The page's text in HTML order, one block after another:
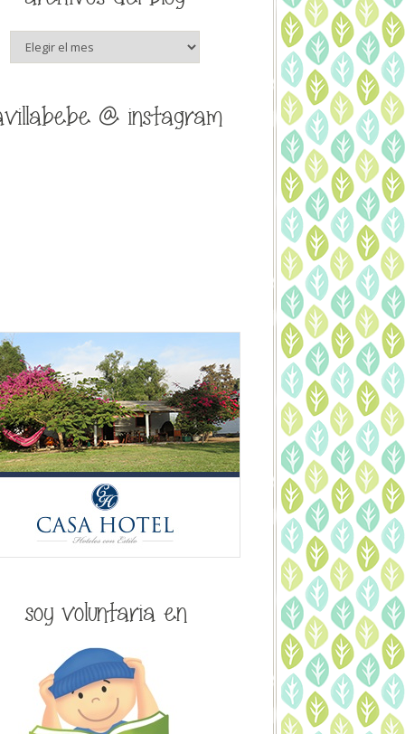
archivos
@ instagram
soy voluntaria en